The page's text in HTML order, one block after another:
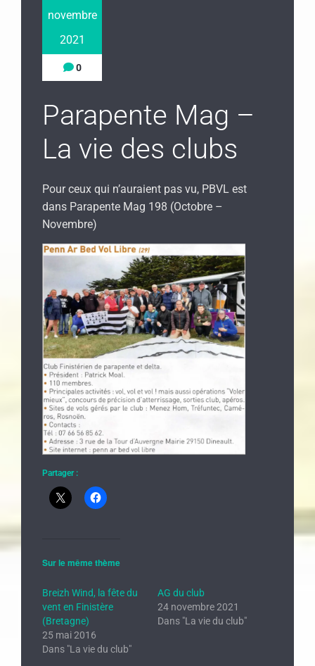
novembre
2021
0
Parapente Mag –
La vie des clubs
Pour ceux qui n’auraient pas vu, PBVL est
dans Parapente Mag 198 (Octobre –
Novembre)
Partager :
Sur le même thème
Breizh Wind, la fête du
vent en Finistère
(Bretagne)
25 mai 2016
Dans "La vie du club"
AG du club
24 novembre 2021
Dans "La vie du club"